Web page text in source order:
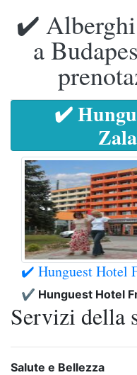
✔️ Alberghi
a
✔️
✔️ Hunguest Hotel
✔️ Hunguest Hotel
Servizi della
Salute e Bellezza